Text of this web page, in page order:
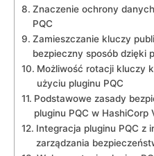
Znaczenie‍ ochrony
PQC
Zamieszczanie kluczy⁣
bezpieczny​ sposób dzięki‌
Możliwość rotacji kluczy
użyciu ⁤pluginu PQC
Podstawowe zasady
pluginu⁣ PQC w HashiCorp
Integracja pluginu PQC z⁢
‍zarządzania